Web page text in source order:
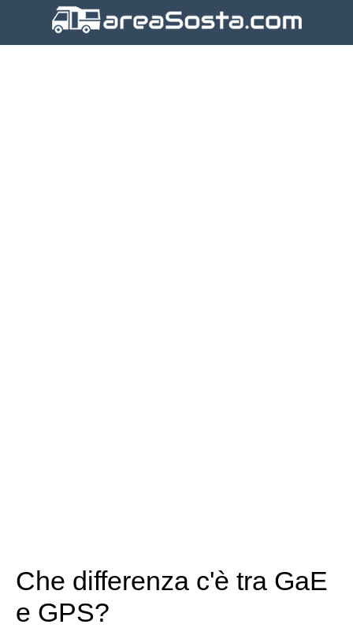
Che differenza c'è tra GaE
e GPS?